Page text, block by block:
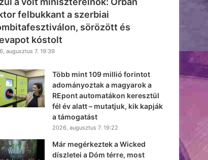
felbukkant a szerbiai
sörözött és
kóstolt
augusztus 7. 19:39
Több mint 109 millió forintot
adományoztak a magyarok a
REpont automatákon keresztül
fél év alatt – mutatjuk, kik kapják
a támogatást
2026, augusztus 7. 19:22
Már megérkeztek a Wicked
díszletei a Dóm térre, most